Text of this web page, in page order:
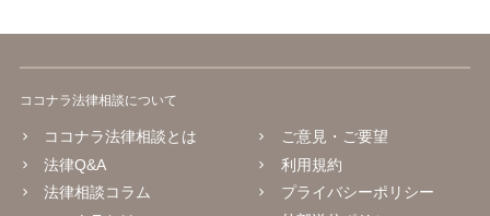
ココナラ法律相談について
ココナラ法律相談とは
法律Q&A
法律相談コラム
ご意見・ご要望
利用規約
プライバシーポリシー